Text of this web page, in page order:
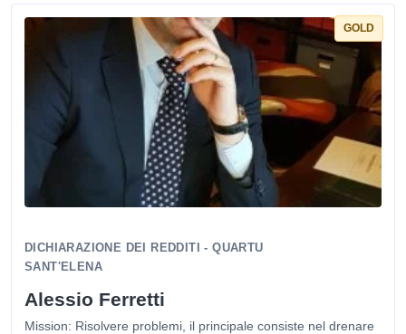
GOLD
DICHIARAZIONE DEI REDDITI - QUARTU
SANT'ELENA
Alessio Ferretti
Mission: Risolvere problemi, il principale consiste nel drenare